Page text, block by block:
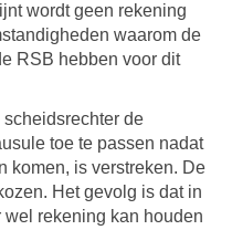
wordt geen rekening
waarom de
RSB hebben voor dit
scheidsrechter de
toe te passen nadat
komen, is verstreken. De
Het gevolg is dat in
rekening kan houden